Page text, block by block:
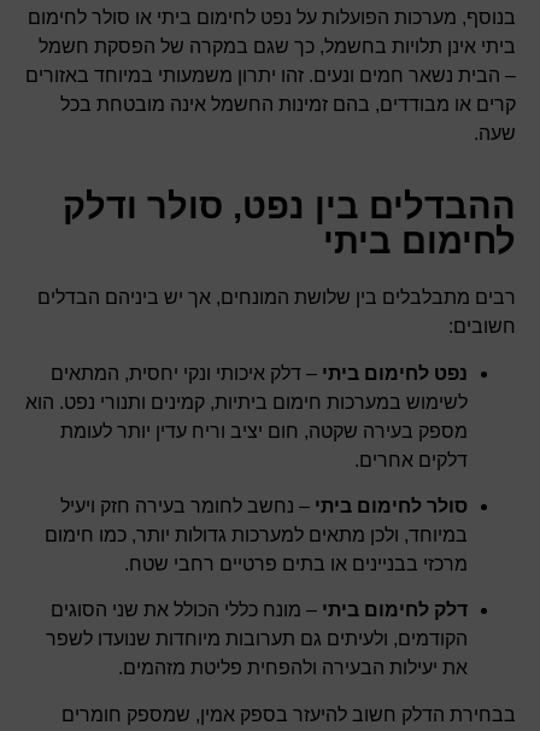
בנוסף, מערכות הפועלות על נפט לחימום ביתי או סולר לחימום
ביתי אינן תלויות בחשמל, כך שגם במקרה של הפסקת חשמל
– הבית נשאר חמים ונעים. זהו יתרון משמעותי במיוחד באזורים
קרים או מבודדים, בהם זמינות החשמל אינה מובטחת בכל
שעה.
ההבדלים בין נפט, סולר ודלק
לחימום ביתי
רבים מתבלבלים בין שלושת המונחים, אך יש ביניהם הבדלים
חשובים:
נפט לחימום ביתי – דלק איכותי ונקי יחסית, המתאים
לשימוש במערכות חימום ביתיות, קמינים ותנורי נפט. הוא
מספק בעירה שקטה, חום יציב וריח עדין יותר לעומת
דלקים אחרים.
סולר לחימום ביתי – נחשב לחומר בעירה חזק ויעיל
במיוחד, ולכן מתאים למערכות גדולות יותר, כמו חימום
מרכזי בבניינים או בתים פרטיים רחבי שטח.
דלק לחימום ביתי – מונח כללי הכולל את שני הסוגים
הקודמים, ולעיתים גם תערובות מיוחדות שנועדו לשפר
את יעילות הבעירה ולהפחית פליטת מזהמים.
בבחירת הדלק חשוב להיעזר בספק אמין, שמספק חומרים